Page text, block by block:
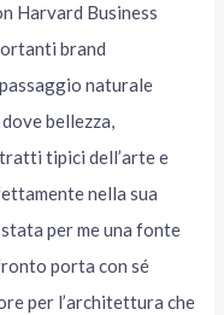
Harvard Business
brand
naturale
bellezza,
tipici dell’arte e
nella sua
per me una fonte
porta con sé
per l’architettura che